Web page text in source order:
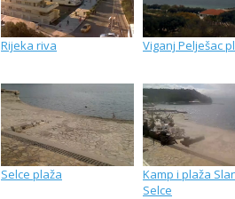
Rijeka riva Viganj Pelješac
Selce plaža
Kamp i plaža
Selce